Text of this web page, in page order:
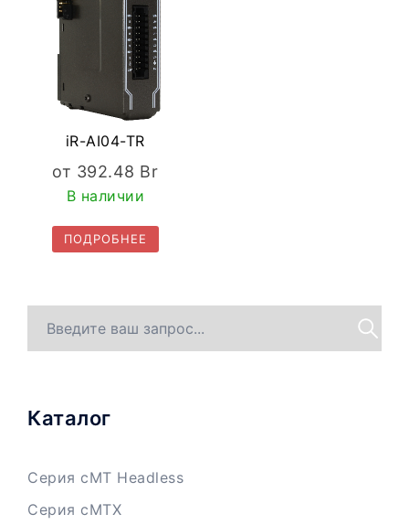
iR-AI04-TR
от 392.48 Br
В наличии
ПОДРОБНЕЕ
Каталог
Серия cMT Headless
Серия cMTX